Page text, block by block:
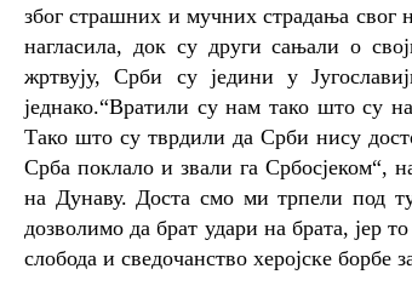
због страшних и мучних страдања свог
нагласила, док су други сањали о
жртвују, Срби су једини у
једнако.“Вратили су нам тако што су
Тако што су тврдили да Срби нису
Срба поклало и звали га Србосјеком“,
на Дунаву. Доста смо ми трпели под
дозволимо да брат удари на брата, јер
слобода и сведочанство херојске борбе